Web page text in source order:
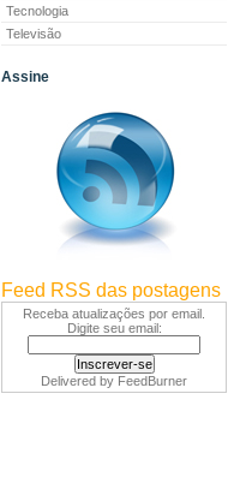
Tecnologia
Televisão
Assine
Feed RSS das postagens
Receba atualizações por email.
Digite seu email:
Delivered by FeedBurner